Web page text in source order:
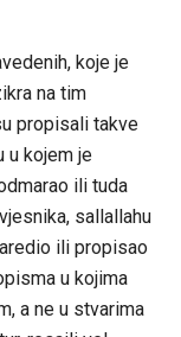
koje je
na tim
propisali takve
u kojem je
ili tuda
sallallahu
ili propisao
u kojima
a ne u stvarima